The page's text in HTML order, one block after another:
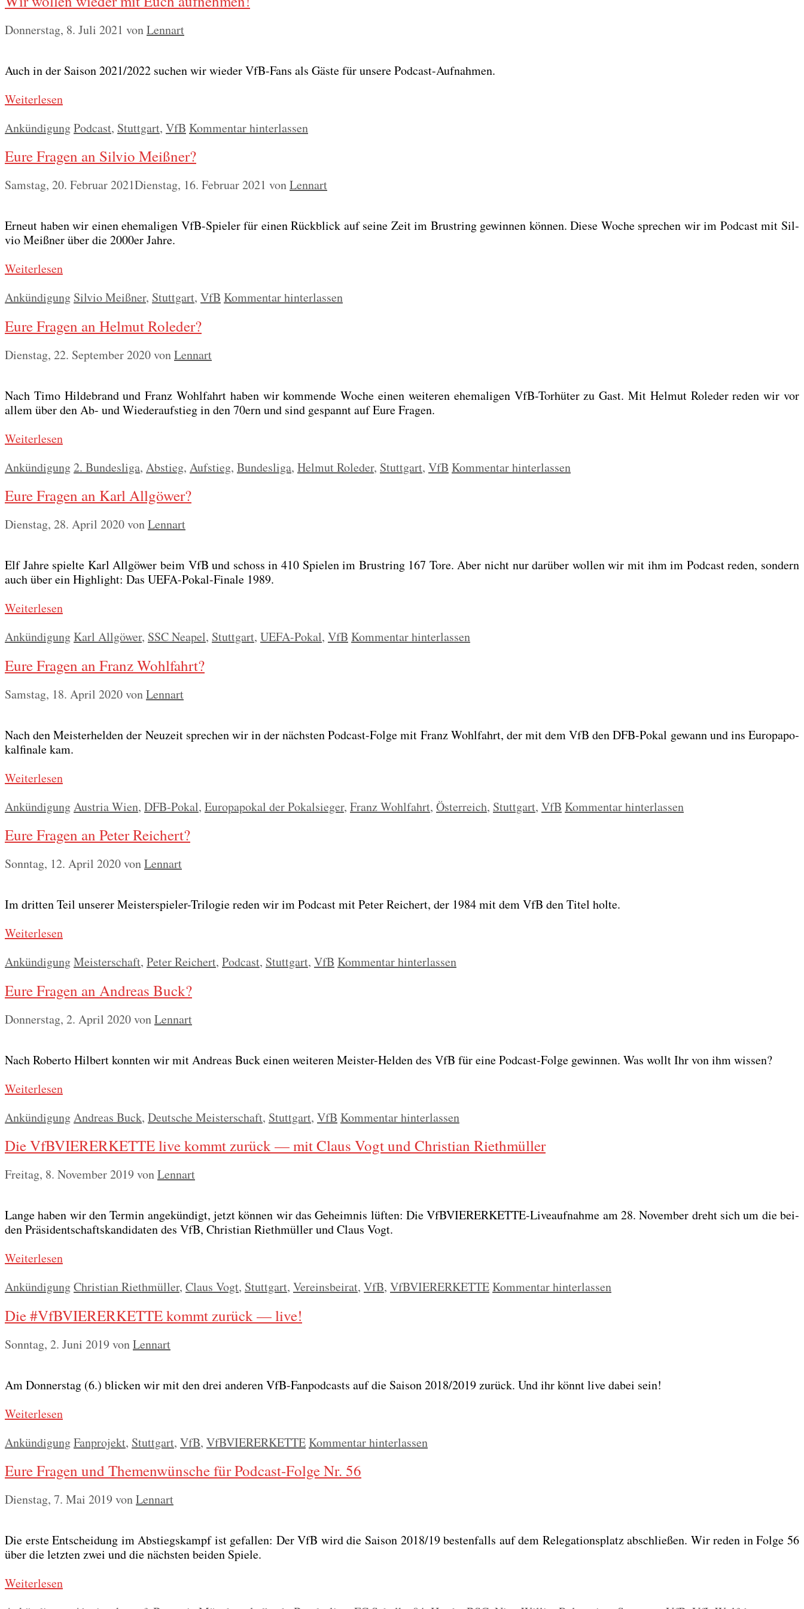
Donnerstag, 8. Juli 2021 vonLennart
Auch in der Sai­son 2021/2022 suchen wir wie­der VfB-Fans als Gäs­te für unse­re Pod­cast-Auf­nah­men.
Wei­ter­le­sen
Kategorien
AnkündigungSchlagwörter
Podcast, Stuttgart, VfB Kommentar hinterlassen
Eure Fragen an Silvio Meißner?
Samstag, 20. Februar 2021Dienstag, 16. Februar 2021 vonLennart
Erneut haben wir einen ehe­ma­li­gen VfB-Spie­ler für einen Rück­blick auf sei­ne Zeit im Brust­ring gewin­nen kön­nen. Die­se Woche spre­chen wir im Pod­cast mit Sil­
vio Meiß­ner über die 2000er Jah­re.
Wei­ter­le­sen
Kategorien
Ankündigung Schlagwörter
Silvio Meißner, Stuttgart, VfB Kommentar hinterlassen
Eure Fragen an Helmut Roleder?
Dienstag, 22. September 2020vonLennart
Nach Timo Hil­de­brand und Franz Wohl­fahrt haben wir kom­men­de Woche einen wei­te­ren ehe­ma­li­gen VfB-Tor­hü­ter zu Gast. Mit Hel­mut Role­der reden wir vor
allem über den Ab- und Wie­der­auf­stieg in den 70ern und sind gespannt auf Eure Fra­gen.
Wei­ter­le­sen
Kategorien
AnkündigungSchlagwörter
2. Bundesliga, Abstieg, Aufstieg, Bundesliga, Helmut Roleder, Stuttgart, VfB Kommentar hinterlassen
Eure Fragen an Karl Allgöwer?
Dienstag, 28. April 2020vonLennart
Elf Jah­re spiel­te Karl All­gö­wer beim VfB und schoss in 410 Spie­len im Brust­ring 167 Tore. Aber nicht nur dar­über wol­len wir mit ihm im Pod­cast reden, son­dern
auch über ein High­light: Das UEFA-Pokal-Fina­le 1989.
Wei­ter­le­sen
Kategorien
Ankündigung Schlagwörter
Karl Allgöwer, SSC Neapel, Stuttgart, UEFA-Pokal, VfB Kommentar hinterlassen
Eure Fragen an Franz Wohlfahrt?
Samstag, 18. April 2020vonLennart
Nach den Meis­ter­hel­den der Neu­zeit spre­chen wir in der nächs­ten Pod­cast-Fol­ge mit Franz Wohl­fahrt, der mit dem VfB den DFB-Pokal gewann und ins Euro­pa­po­
kal­fi­na­le kam.
Wei­ter­le­sen
Kategorien
Ankündigung Schlagwörter
Austria Wien, DFB-Pokal, Europapokal der Pokalsieger, Franz Wohlfahrt, Österreich, Stuttgart, VfB Kommentar hinterlassen
Eure Fragen an Peter Reichert?
Sonntag, 12. April 2020vonLennart
Im drit­ten Teil unse­rer Meis­ter­spie­ler-Tri­lo­gie reden wir im Pod­cast mit Peter Rei­chert, der 1984 mit dem VfB den Titel hol­te.
Wei­ter­le­sen
Kategorien
AnkündigungSchlagwörter
Meisterschaft, Peter Reichert, Podcast, Stuttgart, VfB Kommentar hinterlassen
Eure Fragen an Andreas Buck?
Donnerstag, 2. April 2020vonLennart
Nach Rober­to Hil­bert konn­ten wir mit Andre­as Buck einen wei­te­ren Meis­ter-Hel­den des VfB für eine Pod­cast-Fol­ge gewin­nen. Was wollt Ihr von ihm wis­sen?
Wei­ter­le­sen
Kategorien
Ankündigung Schlagwörter
Andreas Buck, Deutsche Meisterschaft, Stuttgart, VfB Kommentar hinterlassen
Die VfBVIERERKETTE live kommt zurück — mit Claus Vogt und Christian Riethmüller
Freitag, 8. November 2019 vonLennart
Lan­ge haben wir den Ter­min ange­kün­digt, jetzt kön­nen wir das Geheim­nis lüf­ten: Die VfBVIE­RER­KET­TE-Live­auf­nah­me am 28. Novem­ber dreht sich um die bei­
den Prä­si­dent­schafts­kan­di­da­ten des VfB, Chris­ti­an Rieth­mül­ler und Claus Vogt.
Wei­ter­le­sen
Kategorien
AnkündigungSchlagwörter
Christian Riethmüller, Claus Vogt, Stuttgart, Vereinsbeirat, VfB, VfBVIERERKETTE Kommentar hinterlassen
Die #VfBVIERERKETTE kommt zurück — live!
Sonntag, 2. Juni 2019 vonLennart
Am Don­ners­tag (6.) bli­cken wir mit den drei ande­ren VfB-Fan­pod­casts auf die Sai­son 2018/2019 zurück. Und ihr könnt live dabei sein!
Wei­ter­le­sen
Kategorien
AnkündigungSchlagwörter
Fanprojekt, Stuttgart, VfB, VfBVIERERKETTE Kommentar hinterlassen
Eure Fragen und Themenwünsche für Podcast-Folge Nr. 56
Dienstag, 7. Mai 2019 vonLennart
Die ers­te Ent­schei­dung im Abstiegs­kampf ist gefal­len: Der VfB wird die Sai­son 2018/19 bes­ten­falls auf dem Rele­ga­ti­ons­platz abschlie­ßen. Wir reden in Fol­ge 56
über die letz­ten zwei und die nächs­ten bei­den Spie­le.
Wei­ter­le­sen